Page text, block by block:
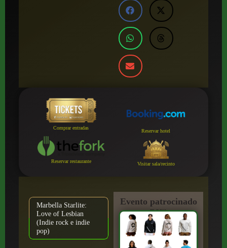
Comprar entradas
Reservar hotel
Reservar restaurante Visitar sala/recinto
Marbella Starlite:
Love of Lesbian
(Indie rock e indie
pop)
Evento patrocinado
por: